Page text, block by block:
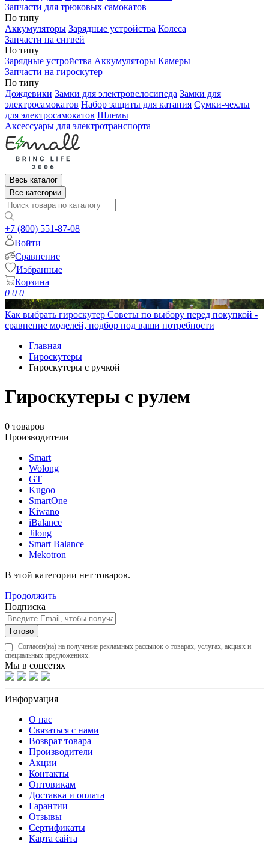
Запчасти для трюковых самокатов
По типу
Аккумуляторы Зарядные устройства Колеса
Запчасти на сигвей
По типу
Зарядные устройства Аккумуляторы Камеры
Запчасти на гироскутер
По типу
Дождевики Замки для электровелосипеда Замки для
электросамокатов Набор защиты для катания Сумки-чехлы
для электросамокатов Шлемы
Аксессуары для электротранспорта
Весь каталог
Все категории
+7 (800) 551-87-08
Войти
Сравнение
Избранные
Корзина
0 0 0
Как выбрать гироскутер Советы по выбору перед покупкой -
сравнение моделей, подбор под ваши потребности
Главная
Гироскутеры
Гироскутеры с ручкой
Гироскутеры с рулем
0 товаров
Производители
Smart
Wolong
GT
Kugoo
SmartOne
Kiwano
iBalance
Jilong
Smart Balance
Mekotron
В этой категории нет товаров.
Продолжить
Подписка
Готово
Согласен(на) на получение рекламных рассылок о товарах, услугах, акциях и
специальных предложениях.
Мы в соцсетях
Информация
О нас
Связаться с нами
Возврат товара
Производители
Акции
Контакты
Оптовикам
Доставка и оплата
Гарантии
Отзывы
Сертификаты
Карта сайта